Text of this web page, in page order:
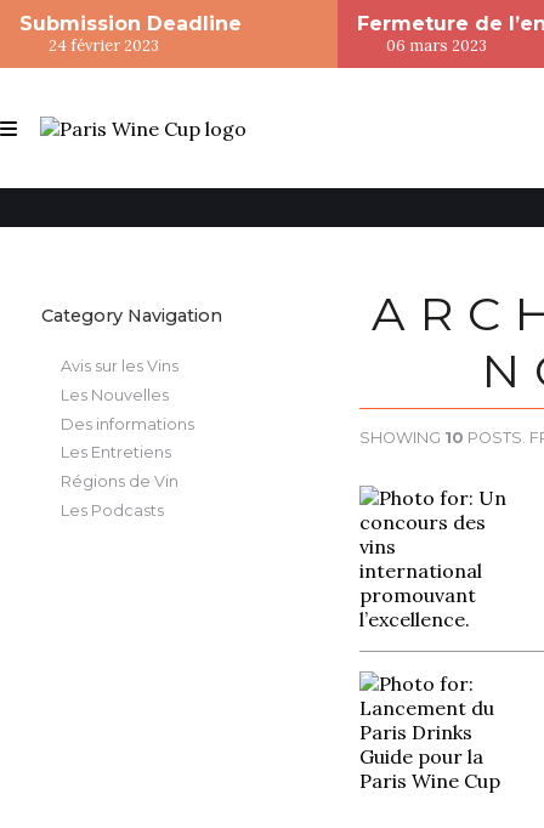
Submission Deadline
24 février 2023
Fermeture de
06 mars 2023
Category Navigation
Avis sur les Vins
Les Nouvelles
Des informations
Les Entretiens
Régions de Vin
Les Podcasts
SHOWING 10 POSTS.